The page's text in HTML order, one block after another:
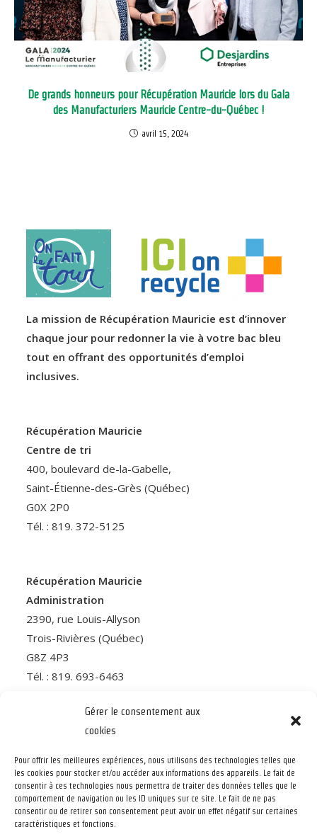
Gérer le consentement aux
cookies
Pour offrir les meilleures expériences, nous utilisons des technologies telles que
les cookies pour stocker et/ou accéder aux informations des appareils. Le fait de
consentir à ces technologies nous permettra de traiter des données telles que le
comportement de navigation ou les ID uniques sur ce site. Le fait de ne pas
consentir ou de retirer son consentement peut avoir un effet négatif sur certaines
caractéristiques et fonctions.
De grands honneurs pour Récupération Mauricie lors du Gala
des Manufacturiers Mauricie Centre-du-Québec !
avril 15, 2024
La mission de Récupération Mauricie est d’innover
chaque jour pour redonner la vie à votre bac bleu
tout en offrant des opportunités d’emploi
inclusives.
Récupération Mauricie
Centre de tri
400, boulevard de-la-Gabelle,
Saint-Étienne-des-Grès (Québec)
G0X 2P0
Tél. : 819. 372-5125
Récupération Mauricie
Administration
2390, rue Louis-Allyson
Trois-Rivières (Québec)
G8Z 4P3
Tél. : 819. 693-6463
À PROPOS
NOTRE ÉQUIPE
SERVICES OFFERTS